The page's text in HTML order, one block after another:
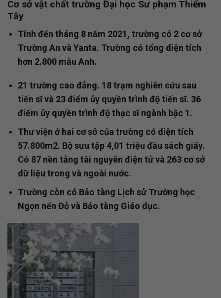
Cơ sở vật chất trường Đại học Sư phạm Thiểm
Tây
Tính đến tháng 8 năm 2021, trường có 2 cơ sở
Trường An và Yanta. Trường có tổng diện tích
hơn 2.800 mẫu Anh.
21 trường cao đẳng. 18 trạm nghiên cứu sau
tiến sĩ và 23 điểm ủy quyền trình độ tiến sĩ. 36
điểm ủy quyền trình độ thạc sĩ ngành bậc 1.
Thư viện ở hai cơ sở của trường có diện tích
57.800m2. Bộ sưu tập 4,01 triệu đầu sách giấy.
Có 87 nền tảng tài nguyên điện tử và 263 cơ sở
dữ liệu trong và ngoài nước.
Trường còn có Bảo tàng Lịch sử Trường học
Ngọn nến Đỏ và Bảo tàng Giáo dục.